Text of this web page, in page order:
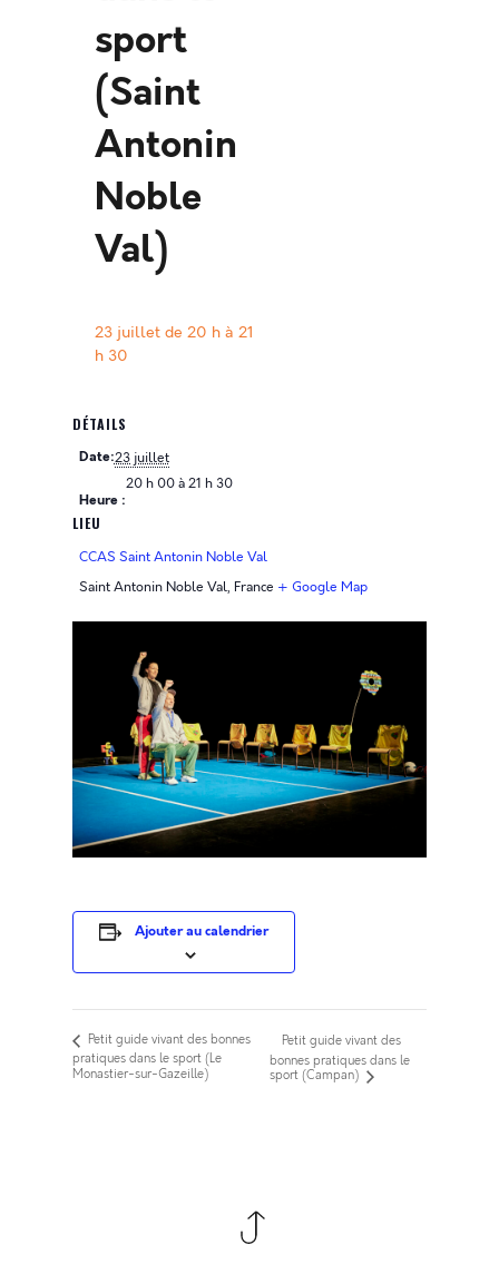
sport
(Saint
Antonin
Noble
Val)
23 juillet de 20 hà 21
h 30
DÉTAILS
Date:23 juillet
Heure :
20 h 00 à 21 h 30
LIEU
CCAS Saint Antonin Noble Val
Saint Antonin Noble Val, France + Google Map
Ajouter au calendrier
Petit guide vivant des bonnes
pratiques dans le sport (Le
Monastier-sur-Gazeille)
Petit guide vivant des
bonnes pratiques dans le
sport (Campan)